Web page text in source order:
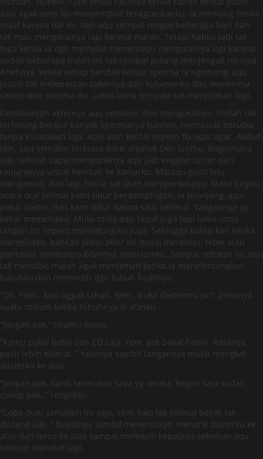
asin agak amis itu menyemprot tenggorokanku. Ia memang minta
maaf karena hal ini, tapi aqu sempat mogok beberapa hari dan
tak mau mengoralnya lagi karena marah. Tetapi hatiku jadi tak
tega ketika ia dgn memelas memintaqu mengoralnya lagi karena
sudah beberapa bulan ini tak sempat pulang menjenguk istrinya.
Anehnya, ketika setiap hendak keluar sperma ia ngomong, aqu
justru tak melepaskan zakarnya dari kulumanku dan menerima
semprotan sperma itu. Lama-lama ternyata tak menjijikkan lagi.
Demikianlah akhirnya aqu semakin lihai mengoralnya. Sudah tak
terhitung berapa banyak spermanya kutelan, memasuki perutku
tanpa kurasakan lagi. Asin-asin kental seperti fla agar-agar. Akibat
lain, aqu semakin terbiasa tidur dipeluk Den Sintho. Bagaimana
lagi, setelah capai mengoralnya aqu jadi enggan turun dari
ranjangnya untuk kembali ke kamarku. Mataqu pasti lalu
mengantuk, dan lagi, toh ia tak akan memperkosaqu. Maka begitu
acara oral selesai kami tidur berdampingan. Ia telanjang, aqu
pakai daster, dan kami tidur dalam satu selimut. Tangannya yg
kekar memelukku. Mula-mula aqu taqut juga tapi lama-lama
tangan itu seperti melindungiku juga. Sehingga kubiarkan ketika
memelukku, bahkan akhir-akhir ini mulai meremasi tetek atau
pantatku, sementara bibirnya menciumku. Sampai sebatas itu aqu
tak menolak, malah agak menikmati ketika ia menelentangkan
tubuhku dan menindih dgn tubuh bugilnya.
“Oh, Yem.. Aqu nggak tahan, Yem.. buka dastermu ya?” pintanya
suatu malam ketika tubuhnya di atasku.
“Jangan pak,” tolakku halus.
“Kamu pakai beha dan CD saja, Yem, gak bakal hamil. Rasanya
pasti lebih nikmat..” rayunya sambil tangannya mulai mengkat
dasterku ke atas.
“Jangan pak, nanti keterusan saya yg celaka. Begini saja sudah
cukup pak..” rengekku.
“Coba dulu semalam ini saja, Yem, kalo tak nikmat besok tak
diulang lagi..” bujuknya sambil meneruskan menarik dasterku ke
atas dan terus ke atas sampai melewati kepalaqu sebelum aqu
sempat menolak lagi.